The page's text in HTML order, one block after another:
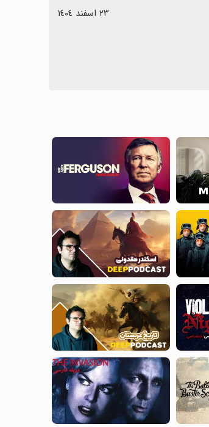
٢٣ اسفند ١٤٠٤